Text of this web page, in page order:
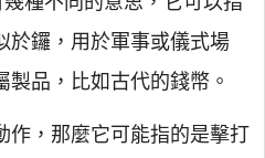
於鑼，用於軍事或儀式場
製品，比如古代的錢幣。
作，那麼它可能指的是擊打